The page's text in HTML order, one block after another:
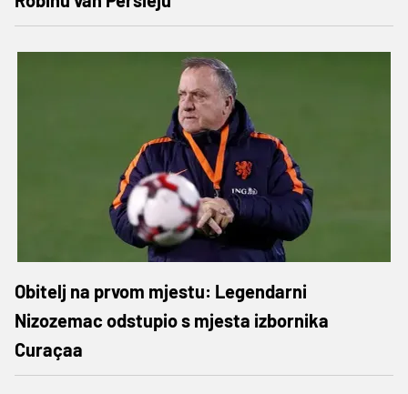
Obitelj na prvom mjestu: Legendarni
Nizozemac odstupio s mjesta izbornika
Curaçaa